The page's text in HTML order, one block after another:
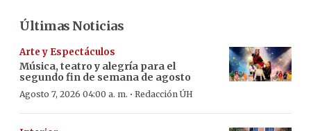
Últimas Noticias
Arte y Espectáculos
Música, teatro y alegría para el
segundo fin de semana de agosto
Agosto 7, 2026 04:00 a. m. · Redacción ÚH